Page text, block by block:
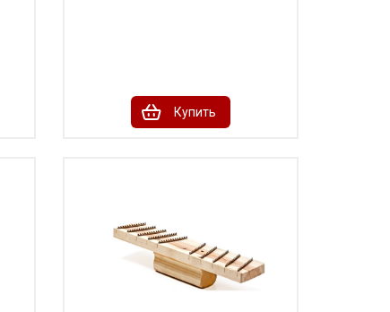
Купить